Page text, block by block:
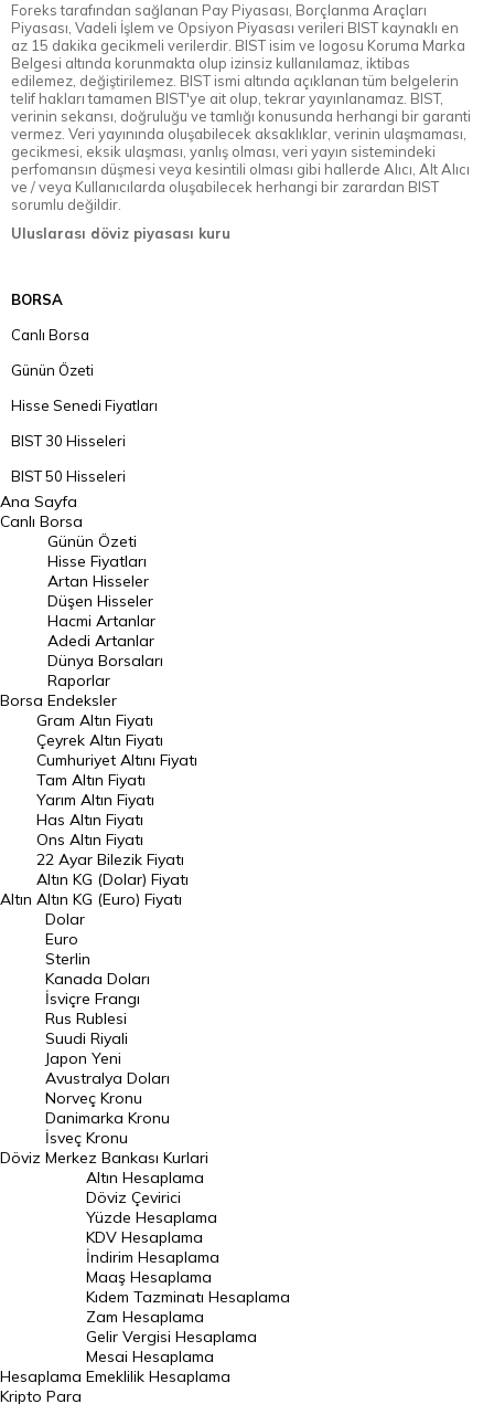
Foreks tarafından sağlanan Pay Piyasası, Borçlanma Araçları
Piyasası, Vadeli İşlem ve Opsiyon Piyasası verileri BIST kaynaklı en
az 15 dakika gecikmeli verilerdir. BIST isim ve logosu Koruma Marka
Belgesi altında korunmakta olup izinsiz kullanılamaz, iktibas
edilemez, değiştirilemez. BIST ismi altında açıklanan tüm belgelerin
telif hakları tamamen BIST'ye ait olup, tekrar yayınlanamaz. BIST,
verinin sekansı, doğruluğu ve tamlığı konusunda herhangi bir garanti
vermez. Veri yayınında oluşabilecek aksaklıklar, verinin ulaşmaması,
gecikmesi, eksik ulaşması, yanlış olması, veri yayın sistemindeki
perfomansın düşmesi veya kesintili olması gibi hallerde Alıcı, Alt Alıcı
ve / veya Kullanıcılarda oluşabilecek herhangi bir zarardan BIST
sorumlu değildir.
Uluslarası döviz piyasası kuru
BORSA
Canlı Borsa
Günün Özeti
Hisse Senedi Fiyatları
BIST 30 Hisseleri
BIST 50 Hisseleri
BIST 100 Hisseleri
En Çok Artan Hisseler
En Çok Düşen Hisseler
Hacmi Artanlar
Geçmiş Kapanışlar
Dünya Borsaları
Raporlar
Endeksler
DÖVİZ
Döviz Kuru
Dolar Kuru
Euro Kuru
Pound Kuru
Frank Kuru
Riyal Kuru
Avustralya Doları
Danimarka Kronu Kuru
Kanada Doları Kuru
Norveç Kronu Kuru
İsveç Kronu Kuru
Japon Yeni Kuru
Serbest Piyasa Döviz Kurları
Merkez Bankası Döviz Kurları
Altın Fiyatları
Ana Sayfa
Canlı Borsa
Borsa
Günün Özeti
Hisse Fiyatları
Artan Hisseler
Düşen Hisseler
Hacmi Artanlar
Adedi Artanlar
Dünya Borsaları
Raporlar
Endeksler
Altın
Gram Altın Fiyatı
Çeyrek Altın Fiyatı
Cumhuriyet Altını Fiyatı
Tam Altın Fiyatı
Yarım Altın Fiyatı
Has Altın Fiyatı
Ons Altın Fiyatı
22 Ayar Bilezik Fiyatı
Altın KG (Dolar) Fiyatı
Altın KG (Euro) Fiyatı
Döviz
Dolar
Euro
Sterlin
Kanada Doları
İsviçre Frangı
Rus Rublesi
Suudi Riyali
Japon Yeni
Avustralya Doları
Norveç Kronu
Danimarka Kronu
İsveç Kronu
Merkez Bankası Kurlari
Hesaplama
Altın Hesaplama
Döviz Çevirici
Yüzde Hesaplama
KDV Hesaplama
İndirim Hesaplama
Maaş Hesaplama
Kıdem Tazminatı Hesaplama
Zam Hesaplama
Gelir Vergisi Hesaplama
Mesai Hesaplama
Emeklilik Hesaplama
Kripto Para